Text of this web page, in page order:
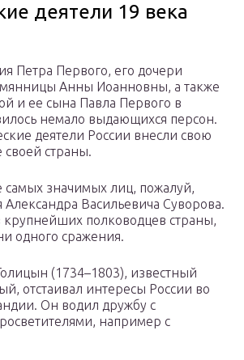
деятели 19 века
Петра Первого, его дочери
Анны Иоанновны, а также
и ее сына Павла Первого в
немало выдающихся персон.
деятели России внесли свою
своей страны.
самых значимых лиц, пожалуй,
Васильевича Суворова.
крупнейших полководцев страны,
одного сражения.
(1734–1803), известный
отстаивал интересы России во
Он водил дружбу с
например с